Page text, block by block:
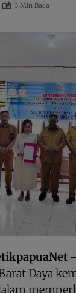
3 Min Baca
Daya